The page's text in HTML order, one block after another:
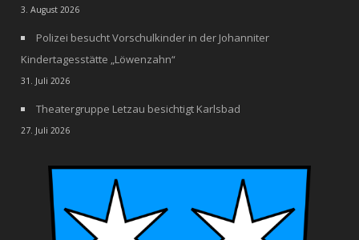
3. August 2026
Polizei besucht Vorschulkinder in der Johanniter
Kindertagesstätte „Löwenzahn“
31. Juli 2026
Theatergruppe Letzau besichtigt Karlsbad
27. Juli 2026